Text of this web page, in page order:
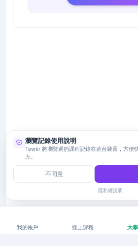
我的帳戶 線上課程 大
瀏覽記錄使用說明
Tewkr 將瀏覽過的課程記錄在這台裝置，方便
方。
不同意
隱私權說明